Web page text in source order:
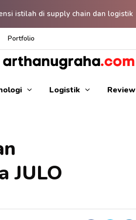
istilah di supply chain dan logistik
Portfolio
Logistik Review
JULO